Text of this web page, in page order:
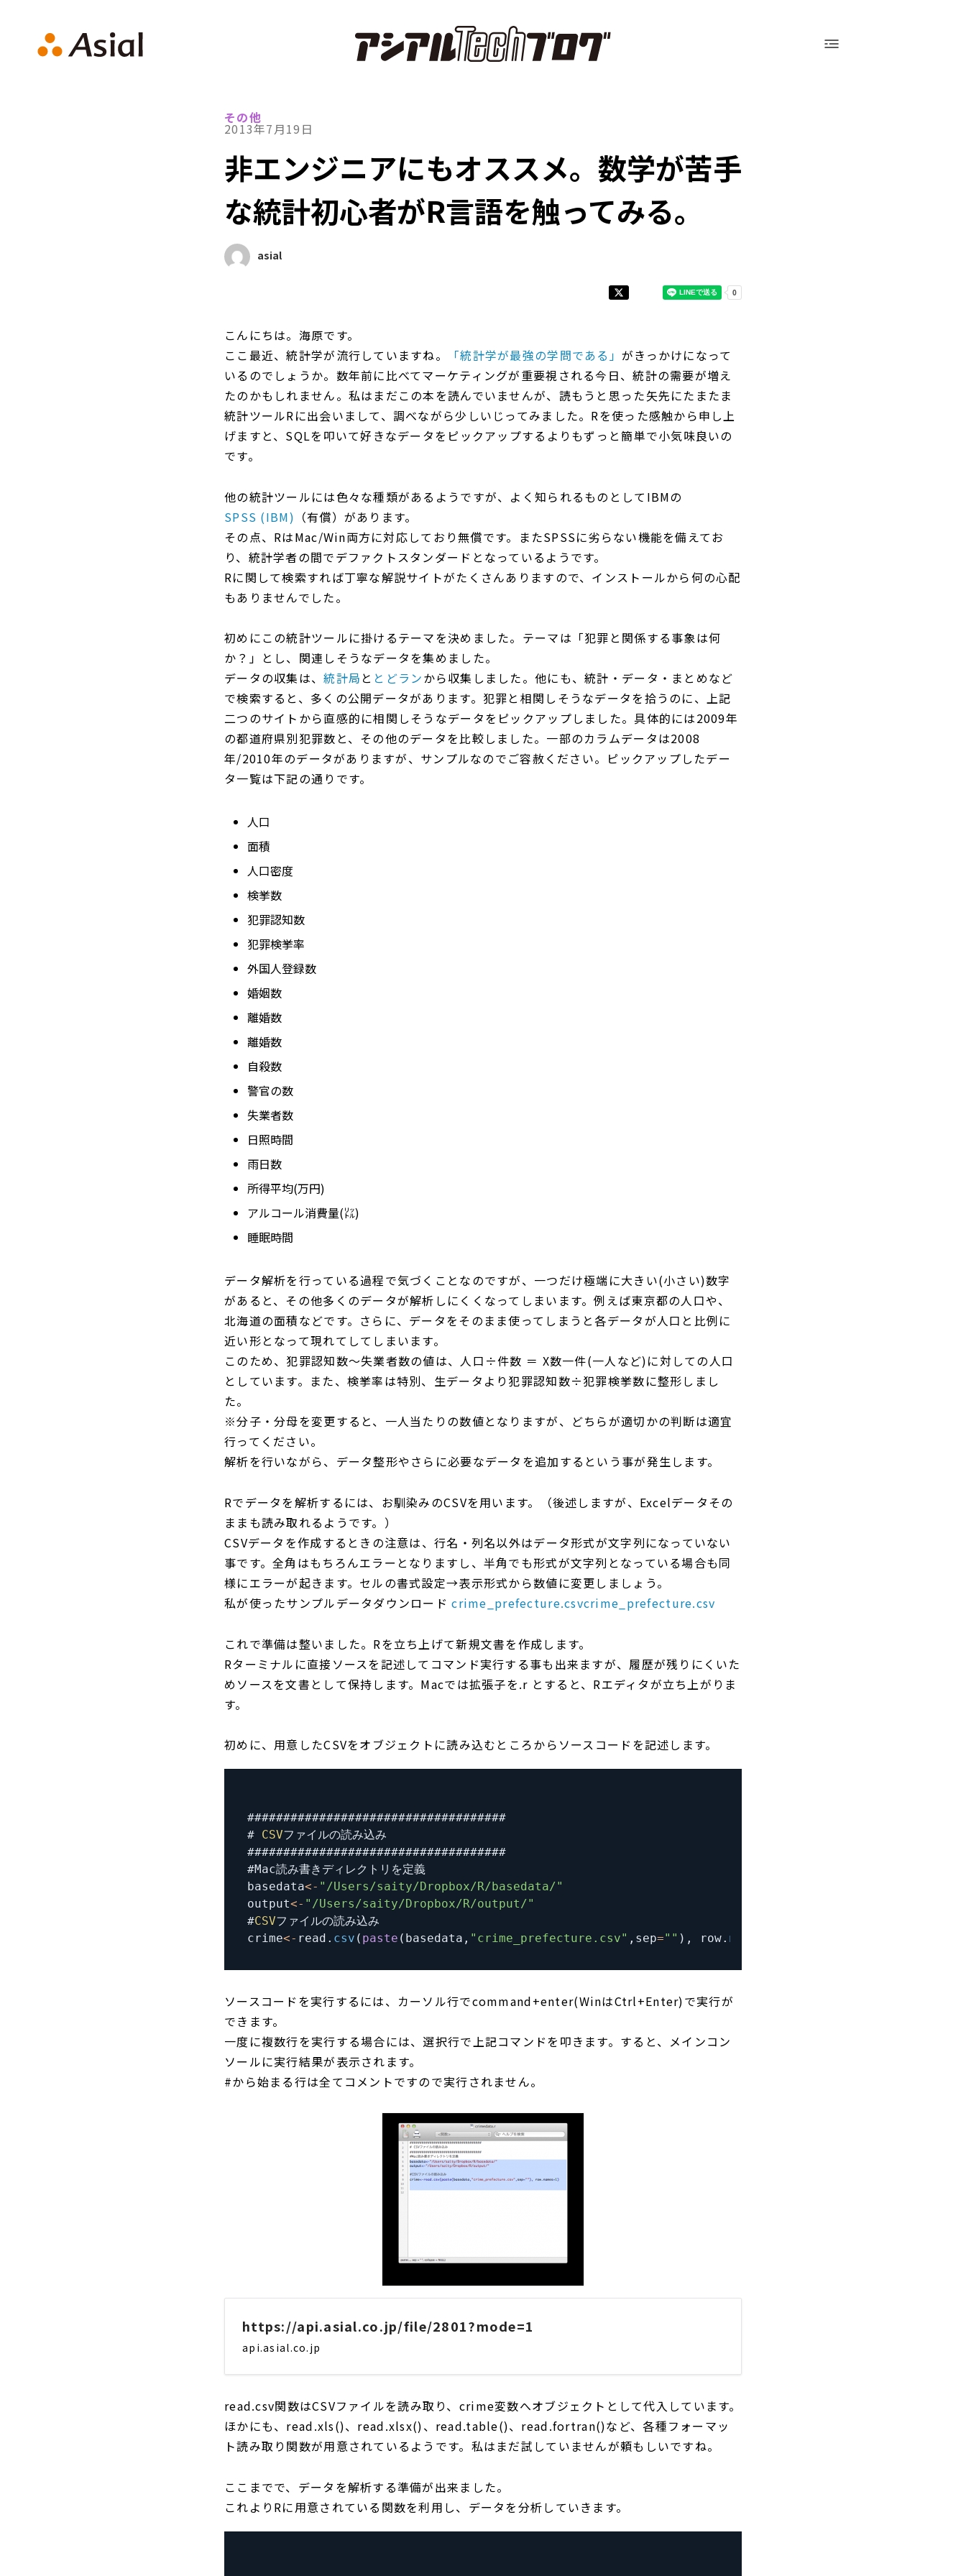
アシアルTechブログ
その他
2013年7月19日
非エンジニアにもオススメ。数学が苦手
な統計初心者がR言語を触ってみる。
asial
こんにちは。海原です。
ここ最近、統計学が流行していますね。
「統計学が最強の学問である」 がきっかけになって
いるのでしょうか。数年前に比べてマーケティングが重要視される今日、統計の需要が増え
たのかもしれません。私はまだこの本を読んでいませんが、読もうと思った矢先にたまたま
統計ツールRに出会いまして、調べながら少しいじってみました。Rを使った感触から申し上
げますと、SQLを叩いて好きなデータをピックアップするよりもずっと簡単で小気味良いの
です。
他の統計ツールには色々な種類があるようですが、よく知られるものとしてIBMの
SPSS (IBM) （有償）があります。
その点、RはMac/Win両方に対応しており無償です。またSPSSに劣らない機能を備えてお
り、統計学者の間でデファクトスタンダードとなっているようです。
Rに関して検索すれば丁寧な解説サイトがたくさんありますので、インストールから何の心配
もありませんでした。
初めにこの統計ツールに掛けるテーマを決めました。テーマは「犯罪と関係する事象は何
か？」とし、関連しそうなデータを集めました。
データの収集は、統計局 と とどランから収集しました。他にも、統計・データ・まとめなど
で検索すると、多くの公開データがあります。犯罪と相関しそうなデータを拾うのに、上記
二つのサイトから直感的に相関しそうなデータをピックアップしました。具体的には2009年
の都道府県別犯罪数と、その他のデータを比較しました。一部のカラムデータは2008
年/2010年のデータがありますが、サンプルなのでご容赦ください。ピックアップしたデー
タ一覧は下記の通りです。
人口
面積
人口密度
検挙数
犯罪認知数
犯罪検挙率
外国人登録数
婚姻数
離婚数
離婚数
自殺数
警官の数
失業者数
日照時間
雨日数
所得平均(万円)
アルコール消費量(㍑)
睡眠時間
データ解析を行っている過程で気づくことなのですが、一つだけ極端に大きい(小さい)数字
があると、その他多くのデータが解析しにくくなってしまいます。例えば東京都の人口や、
北海道の面積などです。さらに、データをそのまま使ってしまうと各データが人口と比例に
近い形となって現れてしてしまいます。
このため、犯罪認知数～失業者数の値は、人口÷件数 ＝ X数一件(一人など)に対しての人口
としています。また、検挙率は特別、生データより犯罪認知数÷犯罪検挙数に整形しまし
た。
※分子・分母を変更すると、一人当たりの数値となりますが、どちらが適切かの判断は適宜
行ってください。
解析を行いながら、データ整形やさらに必要なデータを追加するという事が発生します。
Rでデータを解析するには、お馴染みのCSVを用います。（後述しますが、Excelデータその
ままも読み取れるようです。）
CSVデータを作成するときの注意は、行名・列名以外はデータ形式が文字列になっていない
事です。全角はもちろんエラーとなりますし、半角でも形式が文字列となっている場合も同
様にエラーが起きます。セルの書式設定→表示形式から数値に変更しましょう。
私が使ったサンプルデータダウンロードcrime_prefecture.csvcrime_prefecture.csv
これで準備は整いました。Rを立ち上げて新規文書を作成します。
Rターミナルに直接ソースを記述してコマンド実行する事も出来ますが、履歴が残りにくいた
めソースを文書として保持します。Macでは拡張子を.r とすると、Rエディタが立ち上がりま
す。
初めに、用意したCSVをオブジェクトに読み込むところからソースコードを記述します。
# CSV
#Mac読み書きディレクトリを定義
basedata<- "/Users/saity/Dropbox/R/basedata/"
output<- "/Users/saity/Dropbox/R/output/"
#CSV
crime<- read . csv ( paste ( basedata , "crime_prefecture.csv" , sep="" ) , row. names
ソースコードを実行するには、カーソル行でcommand+enter(WinはCtrl+Enter)で実行が
できます。
一度に複数行を実行する場合には、選択行で上記コマンドを叩きます。すると、メインコン
ソールに実行結果が表示されます。
#から始まる行は全てコメントですので実行されません。
https://api.asial.co.jp/file/2801?mode=1
api.asial.co.jp
read.csv関数はCSVファイルを読み取り、crime変数へオブジェクトとして代入しています。
ほかにも、read.xls()、read.xlsx()、read.table()、read.fortran()など、各種フォーマッ
ト読み取り関数が用意されているようです。私はまだ試していませんが頼もしいですね。
ここまでで、データを解析する準備が出来ました。
これよりRに用意されている関数を利用し、データを分析していきます。